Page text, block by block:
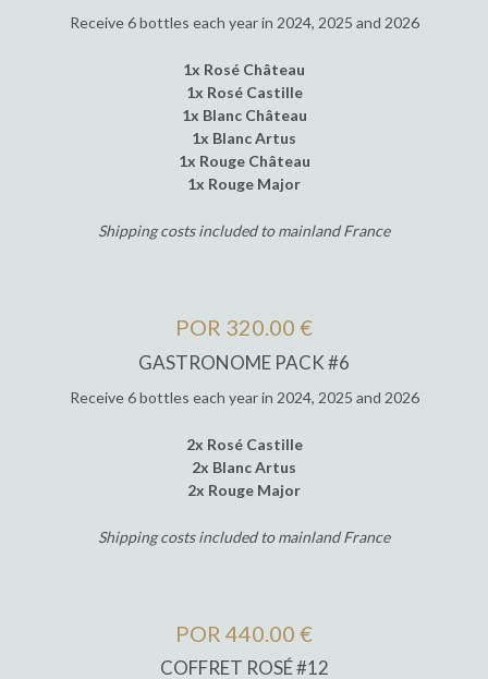
Receive 6 bottles each year in 2024, 2025 and 2026
1x Rosé Château
1x Rosé Castille
1x Blanc Château
1x Blanc Artus
1x Rouge Château
1x Rouge Major
Shipping costs included to mainland France
POR 320.00 €
GASTRONOME PACK #6
Receive 6 bottles each year in 2024, 2025 and 2026
2x Rosé Castille
2x Blanc Artus
2x Rouge Major
Shipping costs included to mainland France
POR 440.00 €
COFFRET ROSÉ #12